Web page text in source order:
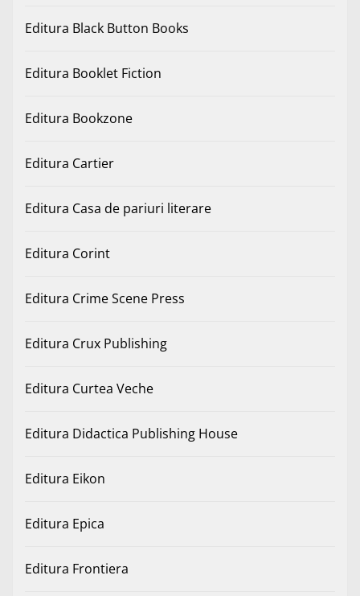
Editura Black Button Books
Editura Booklet Fiction
Editura Bookzone
Editura Cartier
Editura Casa de pariuri literare
Editura Corint
Editura Crime Scene Press
Editura Crux Publishing
Editura Curtea Veche
Editura Didactica Publishing House
Editura Eikon
Editura Epica
Editura Frontiera